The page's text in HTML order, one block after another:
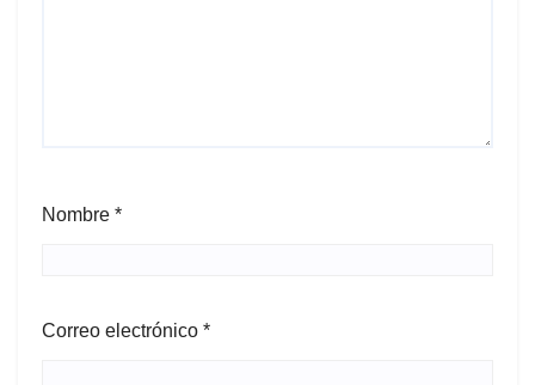
Nombre *
Correo electrónico *